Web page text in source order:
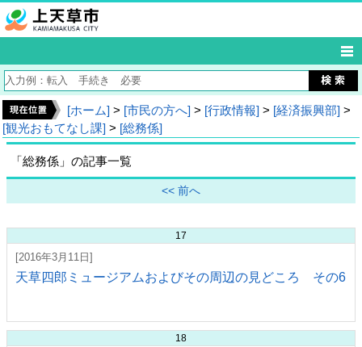
[ホーム] > [市民の方へ] > [行政情報] > [経済振興部] >
[観光おもてなし課] > [総務係]
「総務係」の記事一覧
<< 前へ
17
[2016年3月11日]
天草四郎ミュージアムおよびその周辺の見どころ その6
18